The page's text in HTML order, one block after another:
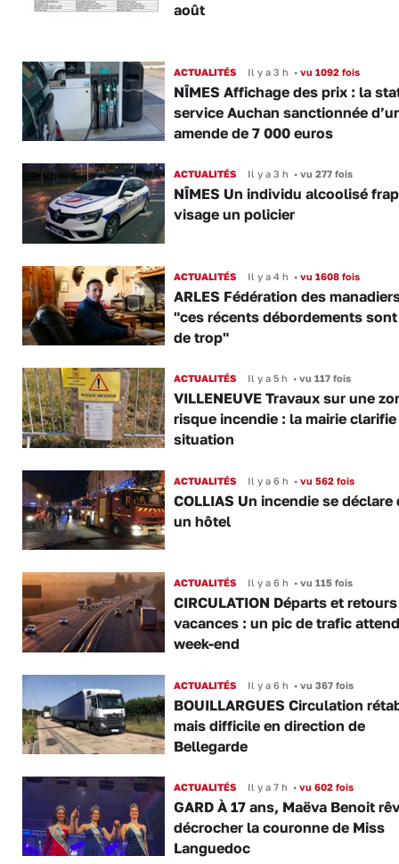
août
ACTUALITÉS Il y a 3 h •vu 1092 fois
NÎMES Affichage des prix : la
service Auchan sanctionnée
amende de 7 000 euros
ACTUALITÉS Il y a 3 h •vu 277 fois
NÎMES Un individu alcoolisé
visage un policier
ACTUALITÉS Il y a 4 h •vu 1608 fois
ARLES Fédération des
"ces récents débordements
de trop"
ACTUALITÉS Il y a 5 h •vu 117 fois
VILLENEUVE Travaux sur une
risque incendie : la mairie
situation
ACTUALITÉS Il y a 6 h •vu 562 fois
COLLIAS Un incendie se déclare
un hôtel
ACTUALITÉS Il y a 6 h •vu 115 fois
CIRCULATION Départs et
vacances : un pic de trafic
week-end
ACTUALITÉS Il y a 6 h •vu 367 fois
BOUILLARGUES Circulation
mais difficile en direction de
Bellegarde
ACTUALITÉS Il y a 7 h •vu 602 fois
GARD À 17 ans, Maëva Benoit
décrocher la couronne de Miss
Languedoc